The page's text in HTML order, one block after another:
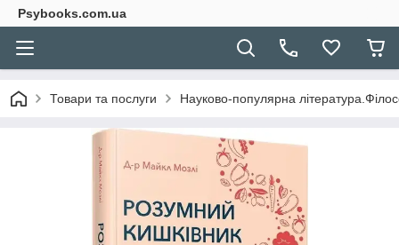
Psybooks.com.ua
Товари та послуги Науково-популярна